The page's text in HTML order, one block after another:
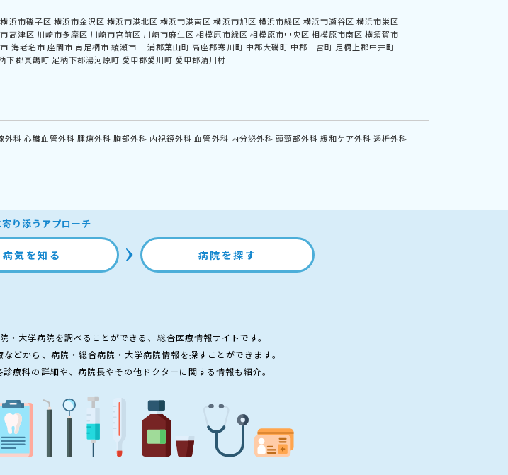
横浜市磯子区 横浜市金沢区 横浜市港北区 横浜市港南区 横浜市旭区 横浜市緑区 横浜市瀬谷区 横浜市栄区
高津区 川崎市多摩区 川崎市宮前区 川崎市麻生区 相模原市緑区 相模原市中央区 相模原市南区 横須賀市
海老名市 座間市 南足柄市 綾瀬市 三浦郡葉山町 高座郡寒川町 中郡大磯町 中郡二宮町 足柄上郡中井町
下郡真鶴町 足柄下郡湯河原町 愛甲郡愛川町 愛甲郡清川村
外科 心臓血管外科 腫瘍外科 胸部外科 内視鏡外科 血管外科 内分泌外科 頭頸部外科 緩和ケア外科 透析外科
り添うアプローチ
病気を知る 病院を探す
大学病院を調べることができる、総合医療情報サイトです。
どから、病院・総合病院・大学病院情報を探すことができます。
療科の詳細や、病院長やその他ドクターに関する情報も紹介。